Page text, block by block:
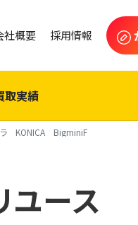
社概要 採用情報
取実績
ラ KONICA BigminiF
ユース